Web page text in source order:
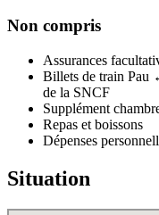
Non compris
Assurances
Billets de train Pau
de la SNCF
Supplément
Repas et boissons
Dépenses
Situation